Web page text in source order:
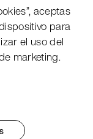
on news,
aceptas
para
el uso del
marketing.